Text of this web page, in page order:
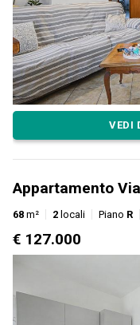
VEDI
Appartamento
68 m² 2 locali Piano R
€ 127.000